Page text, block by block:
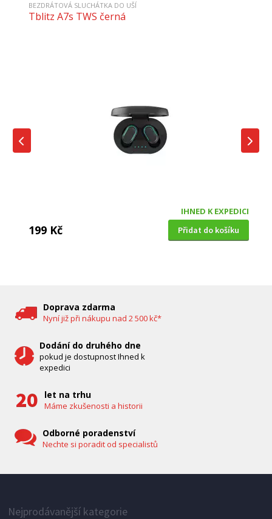
BEZDRÁTOVÁ SLUCHÁTKA DO UŠÍ
Tblitz A7s TWS černá
IHNED K EXPEDICI
199 Kč Přidat do košíku
Doprava zdarma
Nyní již při nákupu nad 2 500 kč*
Dodání do druhého dne
pokud je dostupnost Ihned k
expedici
let na trhu
Máme zkušenosti a historii
Odborné poradenství
Nechte si poradit od specialistů
Nejprodávanější kategorie